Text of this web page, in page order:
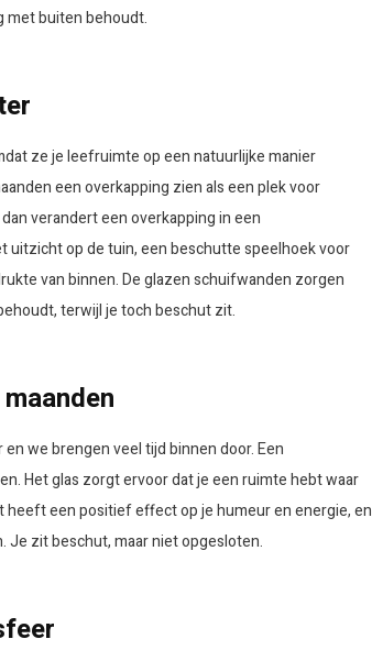
met buiten behoudt.
ze je leefruimte op een natuurlijke manier
een overkapping zien als een plek voor
verandert een overkapping in een
uitzicht op de tuin, een beschutte speelhoek voor
van binnen. De glazen schuifwanden zorgen
terwijl je toch beschut zit.
we brengen veel tijd binnen door. Een
Het glas zorgt ervoor dat je een ruimte hebt waar
heeft een positief effect op je humeur en energie, en
Je zit beschut, maar niet opgesloten.